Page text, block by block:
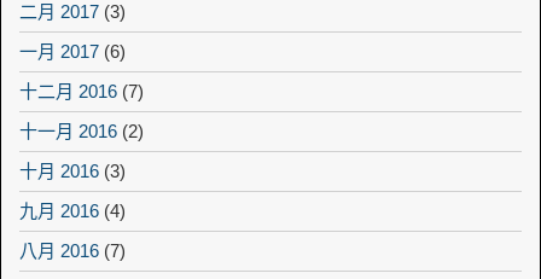
二月 2017 (3)
一月 2017 (6)
十二月 2016 (7)
十一月 2016 (2)
十月 2016 (3)
九月 2016 (4)
八月 2016 (7)